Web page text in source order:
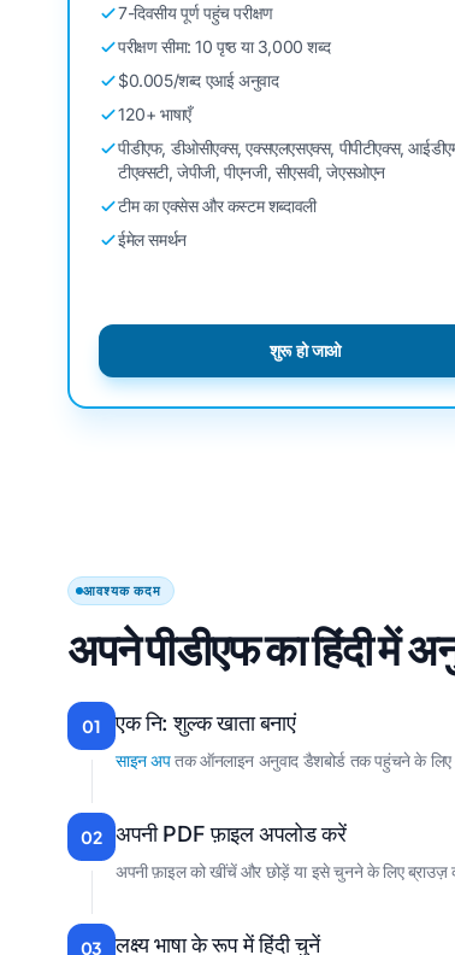
7-दिवसीय पूर्ण पहुंच परीक्षण
परीक्षण सीमा: 10 पृष्ठ या 3,000 शब्द
$0.005/शब्द एआई अनुवाद
120+ भाषाएँ
पीडीएफ, डीओसीएक्स, एक्सएलएसएक्स, पीपीटीएक्स,
टीएक्सटी, जेपीजी, पीएनजी, सीएसवी, जेएसओएन
टीम का एक्सेस और कस्टम शब्दावली
ईमेल समर्थन
शुरू हो जाओ
आवश्यक कदम
अपने पीडीएफ का हिंदी में
01 एक नि: शुल्क खाता बनाएं
साइन अपतक ऑनलाइन अनुवाद डैशबोर्ड तक पहुंचने के
02 अपनी PDF फ़ाइल अपलोड करें
अपनी फ़ाइल को खींचें और छोड़ें या इसे चुनने के लिए ब्राउज़
03 लक्ष्य भाषा के रूप में हिंदी चुनें